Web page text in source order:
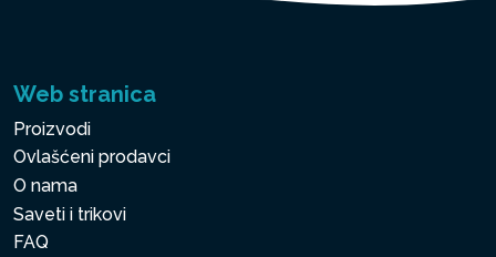
Web stranica
Proizvodi
Ovlašćeni prodavci
O nama
Saveti i trikovi
FAQ